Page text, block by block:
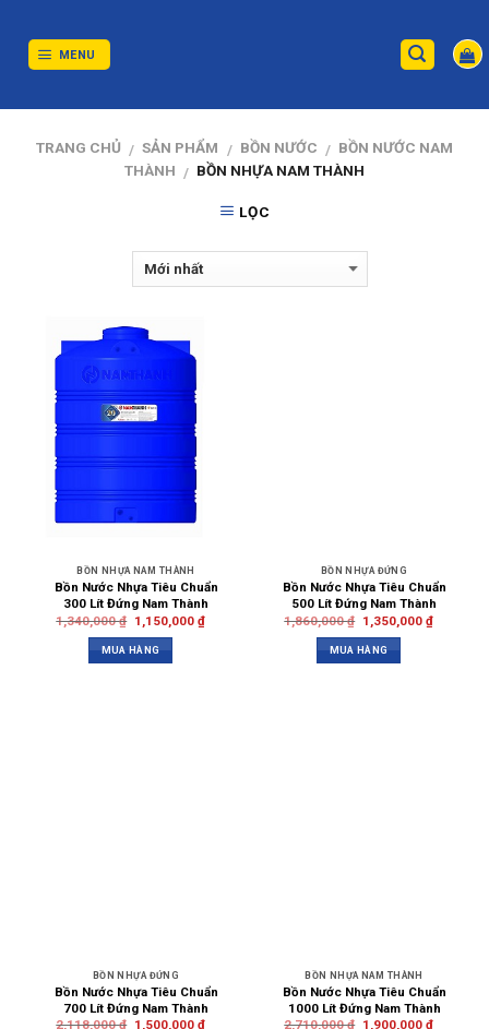
content
MENU
TRANG CHỦ / SẢN PHẨM / BỒN NƯỚC / BỒN NƯỚC NAM
THÀNH / BỒN NHỰA NAM THÀNH
LỌC
BỒN NHỰA NAM THÀNH
Bồn Nước Nhựa Tiêu Chuẩn
300 Lít Đứng Nam Thành
1,340,000₫ 1,150,000 ₫
MUA HÀNG
BỒN NHỰA ĐỨNG
Bồn Nước Nhựa Tiêu Chuẩn
500 Lít Đứng Nam Thành
1,860,000₫ 1,350,000 ₫
MUA HÀNG
BỒN NHỰA ĐỨNG
Bồn Nước Nhựa Tiêu Chuẩn
700 Lít Đứng Nam Thành
2,118,000₫ 1,500,000 ₫
BỒN NHỰA NAM THÀNH
Bồn Nước Nhựa Tiêu Chuẩn
1000 Lít Đứng Nam Thành
2,710,000₫ 1,900,000 ₫